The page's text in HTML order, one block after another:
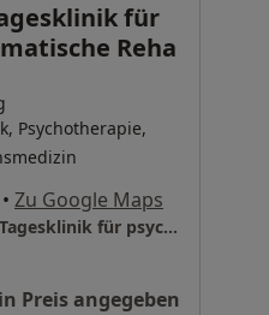
für
Reha
Psychotherapie,
• Zu Google Maps
MEDIAN Vesalius-Klinik Private Tagesklinik für psychosomatische Reha
Preis angegeben